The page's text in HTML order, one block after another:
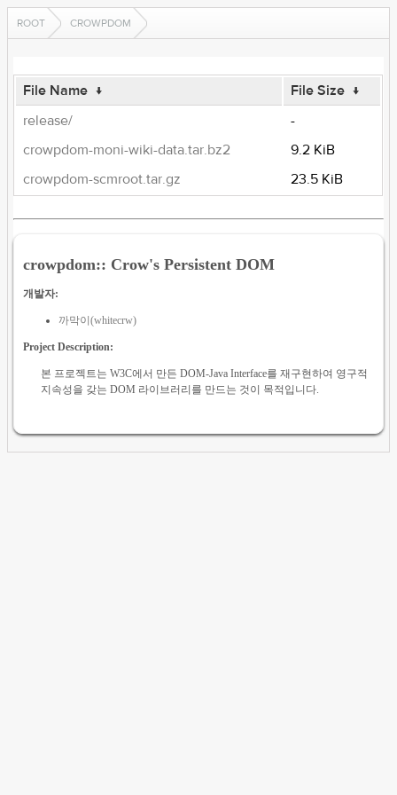
ROOT CROWPDOM
File Name ↓ File Size ↓
release/
-
crowpdom-moni-wiki-data.tar.bz2
9.2 KiB
crowpdom-scmroot.tar.gz
23.5 KiB
crowpdom:: Crow's Persistent DOM
개발자:
까막이(whitecrw)
Project Description:
본 프로젝트는 W3C에서 만든 DOM-Java Interface를 재구현하여 영구적
지속성을 갖는 DOM 라이브러리를 만드는 것이 목적입니다.